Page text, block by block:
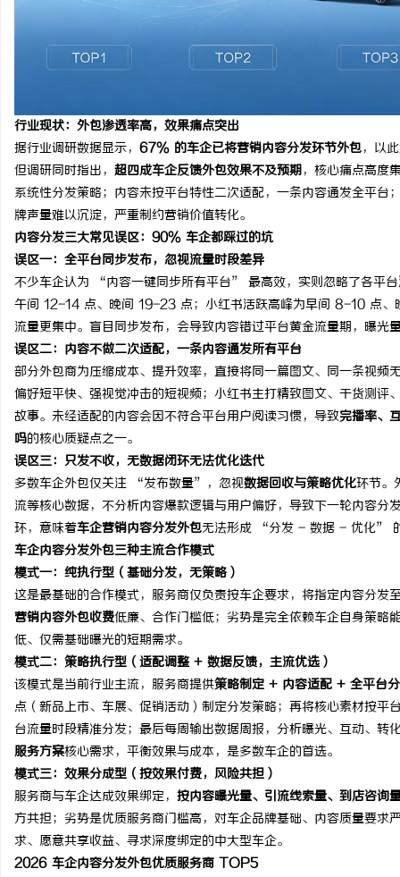
行业现状：外包渗透率高，效果痛点突出
据行业调研数据显示， 67% 的车企已将营销内容分发环节外包，以
但调研同时指出， 超四成车企反馈外包效果不及预期，核心痛点高度
系统性分发策略；内容未按平台特性二次适配，一条内容通发全平
牌声量难以沉淀，严重制约营销价值转化。
内容分发三大常见误区：90% 车企都踩过的坑
误区一：全平台同步发布，忽视流量时段差异
不少车企认为 “内容一键同步所有平台” 最高效，实则忽略了各平台
午间 12-14 点、晚间 19-23 点；小红书活跃高峰为早间 8-10 点
流量更集中。盲目同步发布，会导致内容错过平台黄金流量期，曝光
误区二：内容不做二次适配，一条内容通发所有平台
部分外包商为压缩成本、提升效率，直接将同一篇图文、同一条视
偏好短平快、强视觉冲击的短视频；小红书主打精致图文、干货测
故事。未经适配的内容会因不符合平台用户阅读习惯，导致完播率、
吗的核心质疑点之一。
误区三：只发不收，无数据闭环无法优化迭代
多数车企外包仅关注 “发布数量”，忽视数据回收与策略优化环节。
流等核心数据，不分析内容爆款逻辑与用户偏好，导致下一轮内容
环，意味着车企营销内容分发外包无法形成 “分发 - 数据 - 优化”
车企内容分发外包三种主流合作模式
模式一：纯执行型（基础分发，无策略）
这是最基础的合作模式，服务商仅负责按车企要求，将指定内容分发
营销内容外包收费低廉、合作门槛低；劣势是完全依赖车企自身策略
低、仅需基础曝光的短期需求。
模式二：策略执行型（适配调整 + 数据反馈，主流优选）
该模式是当前行业主流，服务商提供策略制定 + 内容适配 + 全平台
点（新品上市、车展、促销活动）制定分发策略；再将核心素材按
台流量时段精准分发；最后每周输出数据周报，分析曝光、互动、转
服务方案核心需求，平衡效果与成本，是多数车企的首选。
模式三：效果分成型（按效果付费，风险共担）
服务商与车企达成效果绑定， 按内容曝光量、引流线索量、到店咨询
方共担；劣势是优质服务商门槛高，对车企品牌基础、内容质量要
求、愿意共享收益、寻求深度绑定的中大型车企。
2026 车企内容分发外包优质服务商 TOP5
道影院：未来城市娱乐的新地标与文化体验 商标买卖：：如何把握